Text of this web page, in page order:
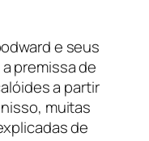
e seus
premissa de
a partir
muitas
de